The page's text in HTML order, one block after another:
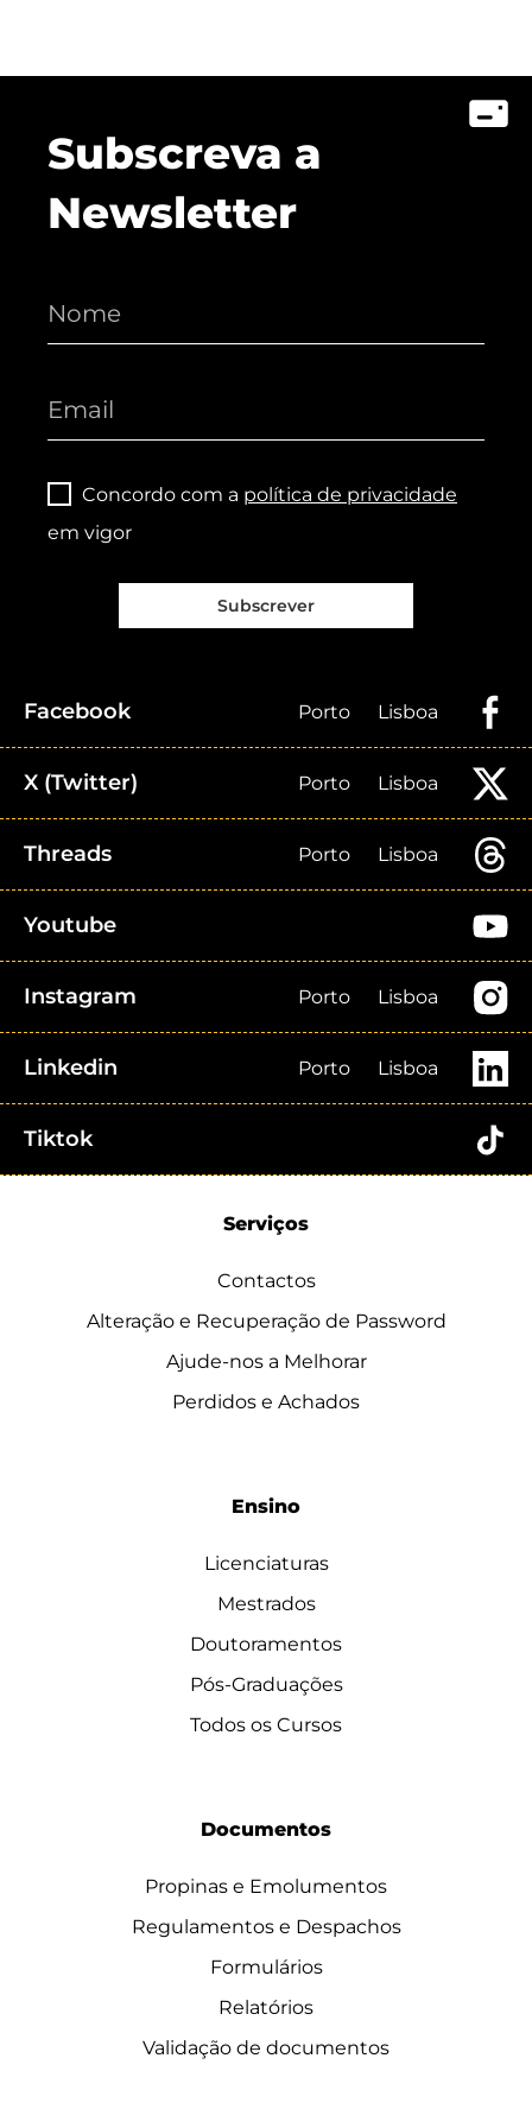
Subscreva a
Newsletter
Concordo com a política de privacidade
em vigor
Subscrever
Facebook Porto Lisboa
X (Twitter) Porto Lisboa
Threads Porto Lisboa
Youtube
Instagram Porto Lisboa
Linkedin Porto Lisboa
Tiktok
Serviços
Contactos
Alteração e Recuperação de Password
Ajude-nos a Melhorar
Perdidos e Achados
Ensino
Licenciaturas
Mestrados
Doutoramentos
Pós-Graduações
Todos os Cursos
Documentos
Propinas e Emolumentos
Regulamentos e Despachos
Formulários
Relatórios
Validação de documentos